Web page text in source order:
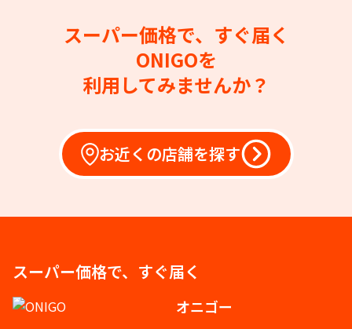
スーパー価格で、すぐ届く
ONIGOを
利用してみませんか？
お近くの店舗を探す
スーパー価格で、すぐ届く
オニゴー